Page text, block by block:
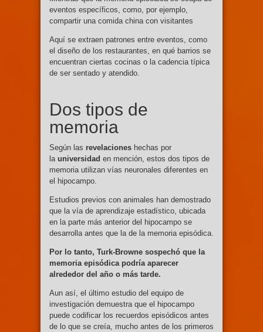
eventos específicos, como, por ejemplo,
compartir una comida china con visitantes
Aquí se extraen patrones entre eventos, como
el diseño de los restaurantes, en qué barrios se
encuentran ciertas cocinas o la cadencia típica
de ser sentado y atendido.
Dos tipos de
memoria
Según las revelaciones hechas por
la universidad en mención, estos dos tipos de
memoria utilizan vías neuronales diferentes en
el hipocampo.
Estudios previos con animales han demostrado
que la vía de aprendizaje estadístico, ubicada
en la parte más anterior del hipocampo se
desarrolla antes que la de la memoria episódica.
Por lo tanto, Turk-Browne sospechó que la
memoria episódica podría aparecer
alrededor del año o más tarde.
Aun así, el último estudio del equipo de
investigación demuestra que el hipocampo
puede codificar los recuerdos episódicos antes
de lo que se creía, mucho antes de los primeros